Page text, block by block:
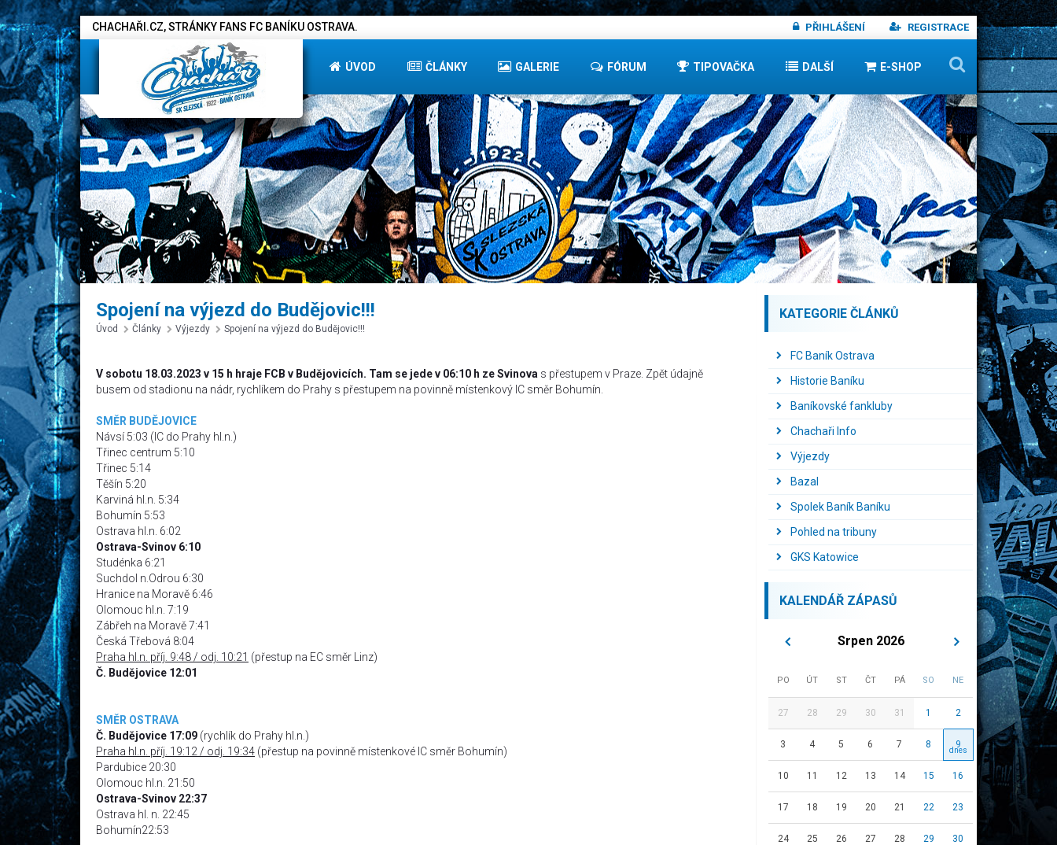
CHACHAŘI.CZ, STRÁNKY FANS FC BANÍKU OSTRAVA. PŘIHLÁŠENÍ REGISTRACE
ÚVOD ČLÁNKY GALERIE FÓRUM TIPOVAČKA DALŠÍ E-SHOP
Spojení na výjezd do Budějovic!!!
Úvod Články Výjezdy Spojení na výjezd do Budějovic!!!
V sobotu 18.03.2023 v 15 h hraje FCB v Budějovicích. Tam se jede v 06:10 h ze Svinova s přestupem v Praze. Zpět údajně
busem od stadionu na nádr, rychlíkem do Prahy s přestupem na povinně místenkový IC směr Bohumín.
SMĚR BUDĚJOVICE
Návsí 5:03 (IC do Prahy hl.n.)
Třinec centrum 5:10
Třinec 5:14
Těšín 5:20
Karviná hl.n. 5:34
Bohumín 5:53
Ostrava hl.n. 6:02
Ostrava-Svinov 6:10
Studénka 6:21
Suchdol n.Odrou 6:30
Hranice na Moravě 6:46
Olomouc hl.n. 7:19
Zábřeh na Moravě 7:41
Česká Třebová 8:04
Praha hl.n. příj. 9:48 / odj. 10:21 (přestup na EC směr Linz)
Č. Budějovice 12:01
SMĚR OSTRAVA
Č. Budějovice 17:09 (rychlík do Prahy hl.n.)
Praha hl.n. příj. 19:12 / odj. 19:34 (přestup na povinně místenkové IC směr Bohumín)
Pardubice 20:30
Olomouc hl.n. 21:50
Ostrava-Svinov 22:37
Ostrava hl. n. 22:45
Bohumín22:53
KATEGORIE ČLÁNKŮ
FC Baník Ostrava
Historie Baníku
Baníkovské fankluby
Chachaři Info
Výjezdy
Bazal
Spolek Baník Baníku
Pohled na tribuny
GKS Katowice
KALENDÁŘ ZÁPASŮ
Srpen 2026
PO ÚT ST ČT PÁ SO NE
27 28 29 30 31 1 2
3 4 5 6 7 8 9
10 11 12 13 14 15 16
17 18 19 20 21 22 23
24 25 26 27 28 29 30